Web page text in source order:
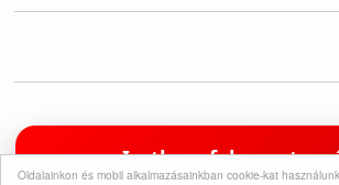
Oldalainkon és mobil alkalmazásainkban cookie-kat
Iratkozz fel a